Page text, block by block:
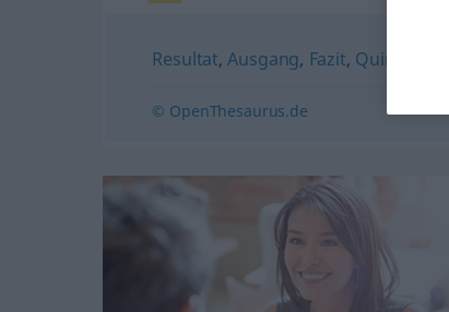
Resultat,Ausgang, Fazit, Quintessenz
© OpenThesaurus.de